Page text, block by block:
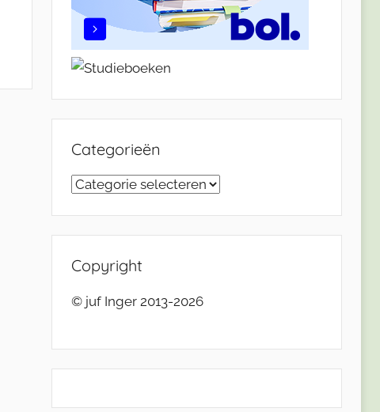
Categorieën
Categorieën
Copyright
© juf Inger 2013-2026